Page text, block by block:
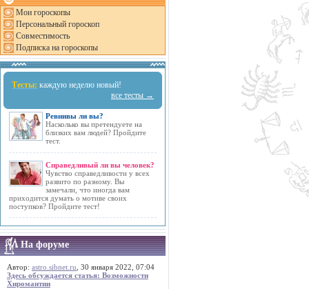
Мои гороскопы
Персональный гороскоп
Совместимость
Подписка на гороскопы
Тесты: каждую неделю новый!
все тесты →
Ревнивы ли вы?
Насколько вы претендуете на
близких вам людей? Пройдите
тест.
Справедливый ли вы человек?
Чувство справедливости у всех
развито по разному. Вы
замечали, что иногда вам
приходится думать о мотиве своих
поступков? Пройдите тест!
На форуме
Автор: astro.sibnet.ru , 30 января 2022, 07:04
Здесь обсуждается статья: Возможности
Хиромантии